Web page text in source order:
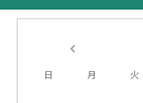
日 月 火